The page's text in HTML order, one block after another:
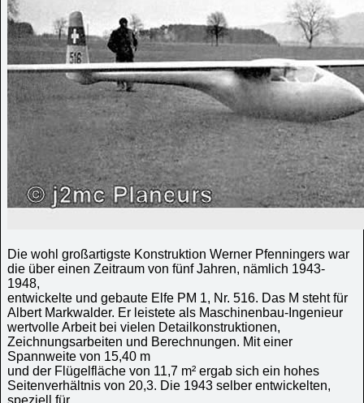
Die wohl großartigste Konstruktion Werner Pfenningers war
die über einen Zeitraum von fünf Jahren, nämlich 1943-
1948,
entwickelte und gebaute Elfe PM 1, Nr. 516. Das M steht für
Albert Markwalder. Er leistete als Maschinenbau-Ingenieur
wertvolle Arbeit bei vielen Detailkonstruktionen,
Zeichnungsarbeiten und Berechnungen. Mit einer
Spannweite von 15,40 m
und der Flügelfläche von 11,7 m² ergab sich ein hohes
Seitenverhältnis von 20,3. Die 1943 selber entwickelten,